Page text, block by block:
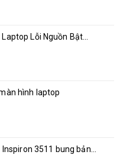
Lỗi Nguồn Bật...
hình laptop
3511 bung bản...